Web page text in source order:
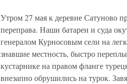
Утром 27 мая к деревне Сатуново
переправа. Наши батареи и суда
генералом Курносовым сели на
знавшие местность, быстро
кустарнике на правом фланге
внезапно обрушились на турок.